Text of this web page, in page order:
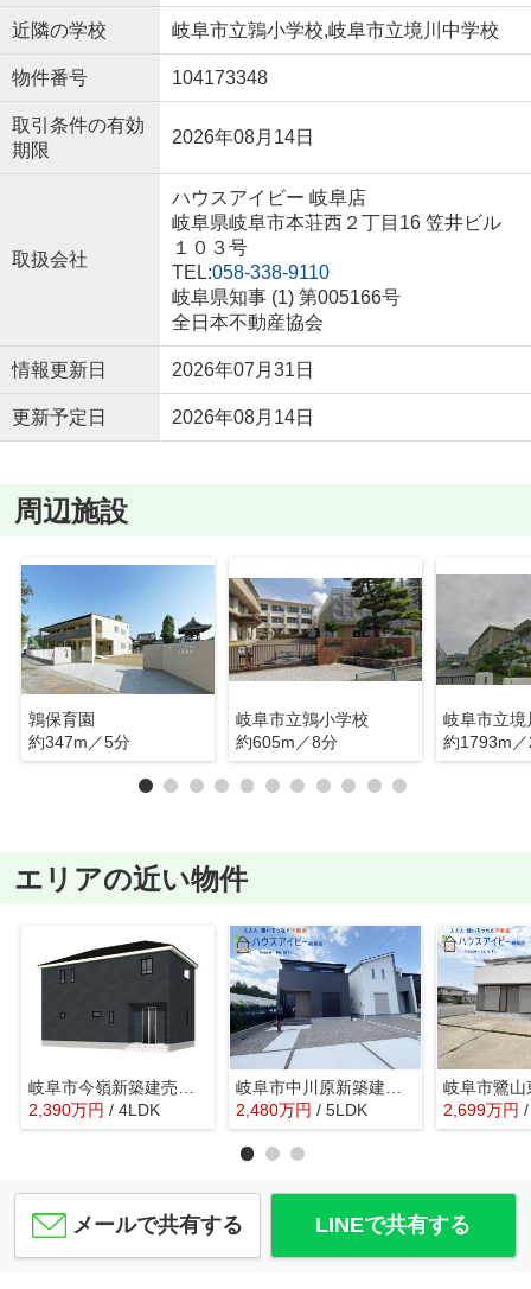
近隣の学校 岐阜市立鶉小学校,岐阜市立境川中学校
物件番号 104173348
取引条件の有効
期限
2026年08月14日
取扱会社
ハウスアイビー 岐阜店
岐阜県岐阜市本荘西２丁目16 笠井ビル
１０３号
TEL:058-338-9110
岐阜県知事 (1) 第005166号
全日本不動産協会
情報更新日 2026年07月31日
更新予定日 2026年08月14日
周辺施設
鶉保育園
約347m／5分
岐阜市立鶉小学校
約605m／8分
岐阜市立境
約1793m
エリアの近い物件
2,390万円 / 4LDK
2,480万円 / 5LDK 2,699万円
メールで共有する LINEで共有する